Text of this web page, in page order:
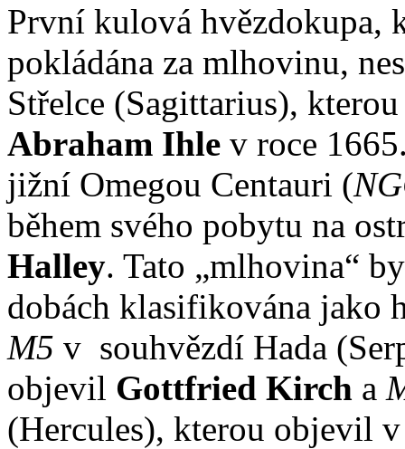
První kulová hvězdokupa,
pokládána za mlhovinu,
Střelce (Sagittarius),
Abraham Ihle v roce
jižní Omegou Centauri (
během svého pobytu na
Halley. Tato „mlhovina“
dobách klasifikována jako
M5 v souhvězdí Hada
objevil Gottfried Kirch a
(Hercules), kterou objevil